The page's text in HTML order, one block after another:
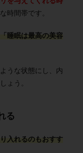
時間帯です。
「睡眠は最高の美容
うな状態にし、内
ょう。
る
入れるのもおすす